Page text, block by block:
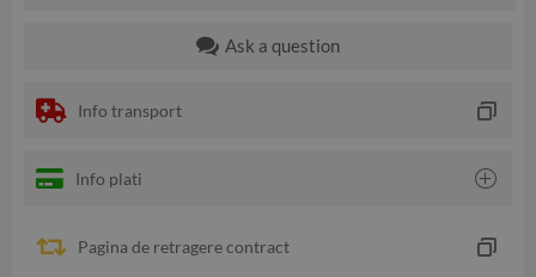
Ask a question
Info transport
Info plati
Pagina de retragere contract